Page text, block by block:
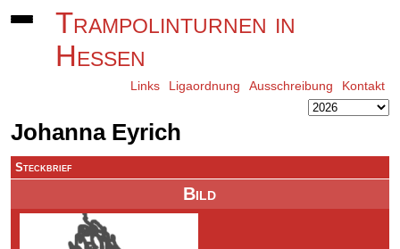
Trampolinturnen in
Hessen
Links Ligaordnung Ausschreibung Kontakt
Johanna Eyrich
Bild
Steckbrief